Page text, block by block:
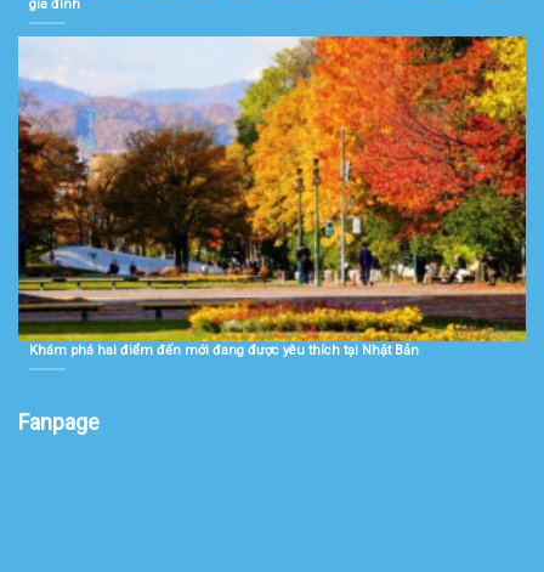
gia đình
Khám phá hai điểm đến mới đang được yêu thích tại Nhật Bản
Fanpage